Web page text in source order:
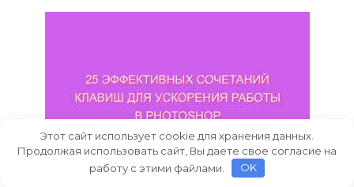
Этот сайт использует cookie для хранения данных.
Продолжая использовать сайт, Вы даете свое согласие на
работу с этими файлами.
OK